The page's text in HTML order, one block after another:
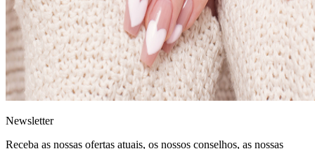
Newsletter
Receba as nossas ofertas atuais, os nossos conselhos, as nossas